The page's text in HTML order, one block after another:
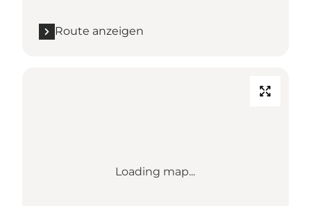
Route anzeigen
Loading map...